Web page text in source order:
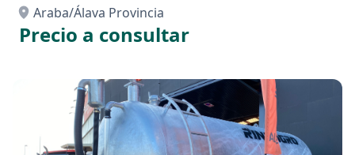
Araba/Álava Provincia
Precio a consultar